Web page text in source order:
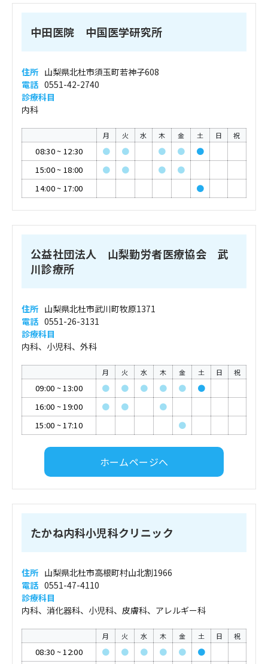
中田医院 中国医学研究所
住所 山梨県北杜市須玉町若神子608
電話 0551-42-2740
診療科目
内科
月 火 水 木 金 土 日 祝
08:30~ 12:30 ● ● ● ●
●
15:00~ 18:00 ● ● ●
●
14:00~ 17:00 ●
公益社団法人 山梨勤労者医療協会 武
川診療所
住所 山梨県北杜市武川町牧原1371
電話 0551-26-3131
診療科目
内科、小児科、外科
月 火 水 木 金 土 日 祝
09:00 ~13:00 ● ● ● ● ●
●
16:00 ~19:00 ● ●
●
15:00 ~17:10 ●
ホームページへ
たかね内科小児科クリニック
住所 山梨県北杜市高根町村山北割1966
電話 0551-47-4110
診療科目
内科、消化器科、小児科、皮膚科、アレルギー科
月 火 水 木 金 土 日 祝
08:30 ~12:00 ● ● ● ● ●
●